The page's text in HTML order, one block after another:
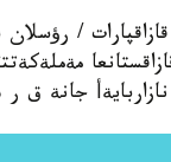
قازاقستانعا
جانة